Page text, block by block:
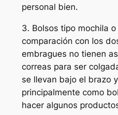
personal bien.
3. Bolsos tipo mochila o
comparación con los
embragues no tienen
correas para ser
se llevan bajo el brazo
principalmente como
hacer algunos